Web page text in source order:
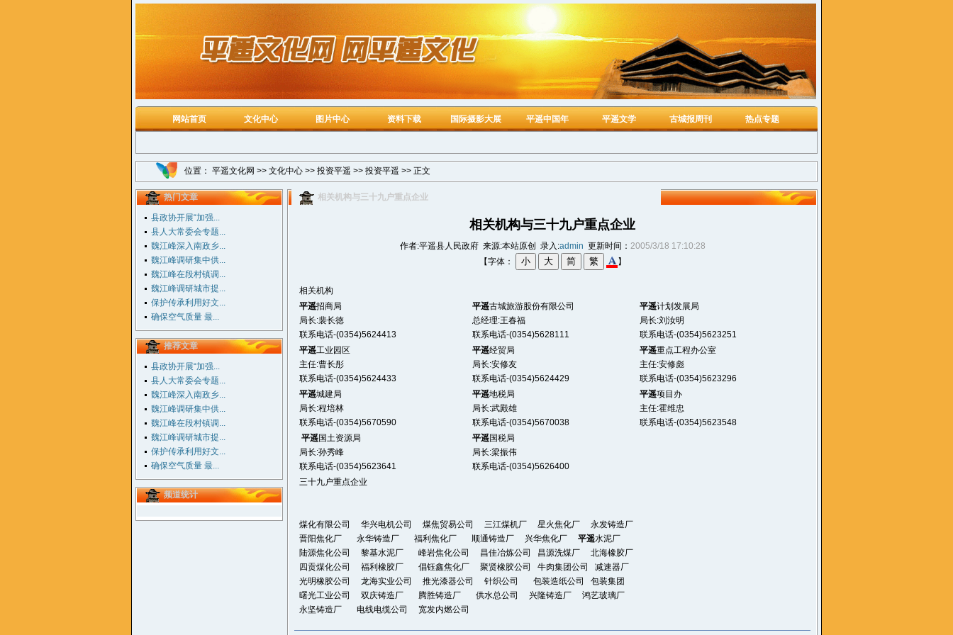
网站首页 文化中心 图片中心 资料下载 国际摄影大展 平遥中国年 平遥文学 古城报周刊 热点专题
位置： 平遥文化网 >> 文化中心 >> 投资平遥 >> 投资平遥 >> 正文
热门文章
县政协开展“加强...
县人大常委会专题...
魏江峰深入南政乡...
魏江峰调研集中供...
魏江峰在段村镇调...
魏江峰调研城市提...
保护传承利用好文...
确保空气质量 最...
推荐文章
县政协开展“加强...
县人大常委会专题...
魏江峰深入南政乡...
魏江峰调研集中供...
魏江峰在段村镇调...
魏江峰调研城市提...
保护传承利用好文...
确保空气质量 最...
频道统计
相关机构与三十九户重点企业
相关机构与三十九户重点企业
作者:平遥县人民政府 来源:本站原创 录入:admin 更新时间： 2005/3/18 17:10:28
【字体：
】
相关机构
平遥招商局
局长:裴长徳
联系电话-(0354)5624413
平遥古城旅游股份有限公司
总经理:王春福
联系电话-(0354)5628111
平遥计划发展局
局长:刘汝明
联系电话-(0354)5623251
平遥工业园区
主任:曹长彤
联系电话-(0354)5624433
平遥经贸局
局长:安修友
联系电话-(0354)5624429
平遥重点工程办公室
主任:安修彪
联系电话-(0354)5623296
平遥城建局
局长:程培林
联系电话-(0354)5670590
平遥地税局
局长:武殿雄
联系电话-(0354)5670038
平遥项目办
主任:霍维忠
联系电话-(0354)5623548
平遥国土资源局
局长:孙秀峰
联系电话-(0354)5623641
平遥国税局
局长:梁振伟
联系电话-(0354)5626400
三十九户重点企业
煤化有限公司 华兴电机公司 煤焦贸易公司 三江煤机厂 星火焦化厂 永发铸造厂
晋阳焦化厂 永华铸造厂 福利焦化厂 顺通铸造厂 兴华焦化厂 平遥水泥厂
陆源焦化公司 黎基水泥厂 峰岩焦化公司 昌佳冶炼公司 昌源洗煤厂 北海橡胶厂
四贡煤化公司 福利橡胶厂 倡钰鑫焦化厂 聚贤橡胶公司 牛肉集团公司 减速器厂
光明橡胶公司 龙海实业公司 推光漆器公司 针织公司 包装造纸公司 包装集团
曙光工业公司 双庆铸造厂 腾胜铸造厂 供水总公司 兴隆铸造厂 鸿艺玻璃厂
永坚铸造厂 电线电缆公司 宽发内燃公司